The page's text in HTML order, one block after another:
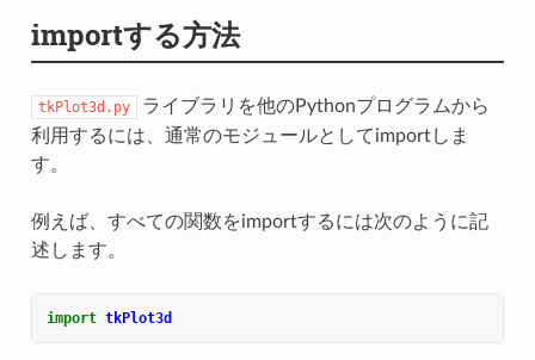
importする方法
tkPlot3d.py
ライブラリを他のPythonプログラムから
利用するには、通常のモジュールとしてimportしま
す。
例えば、すべての関数をimportするには次のように記
述します。
import tkPlot3d